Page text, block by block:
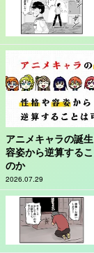
アニメキャラの誕
容姿から逆算する
のか
2026.07.29